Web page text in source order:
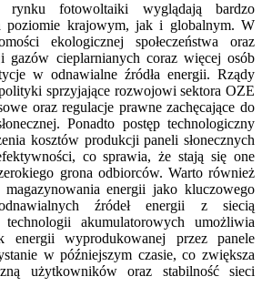
rynku fotowoltaiki wyglądają bardzo
poziomie krajowym, jak i globalnym. W
ekologicznej społeczeństwa oraz
gazów cieplarnianych coraz więcej osób
w odnawialne źródła energii. Rządy
sprzyjające rozwojowi sektora OZE
oraz regulacje prawne zachęcające do
Ponadto postęp technologiczny
kosztów produkcji paneli słonecznych
co sprawia, że stają się one
grona odbiorców. Warto również
energii jako kluczowego
źródeł energii z siecią
akumulatorowych umożliwia
energii wyprodukowanej przez panele
w późniejszym czasie, co zwiększa
użytkowników oraz stabilność sieci